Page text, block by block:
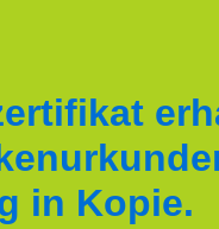
in Kopie.